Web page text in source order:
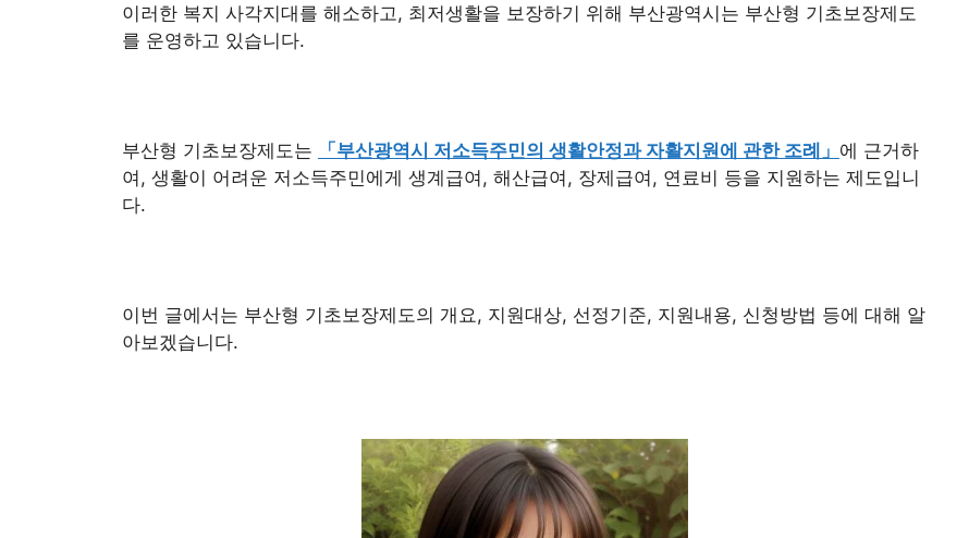
이러한 복지 사각지대를 해소하고, 최저생활을 보장하기 위해 부산광역시는 부산형 기초보장제도
를 운영하고 있습니다.
부산형 기초보장제도는 「부산광역시 저소득주민의 생활안정과 자활지원에 관한 조례」 에 근거하
여, 생활이 어려운 저소득주민에게 생계급여, 해산급여, 장제급여, 연료비 등을 지원하는 제도입니
다.
이번 글에서는 부산형 기초보장제도의 개요, 지원대상, 선정기준, 지원내용, 신청방법 등에 대해 알
아보겠습니다.